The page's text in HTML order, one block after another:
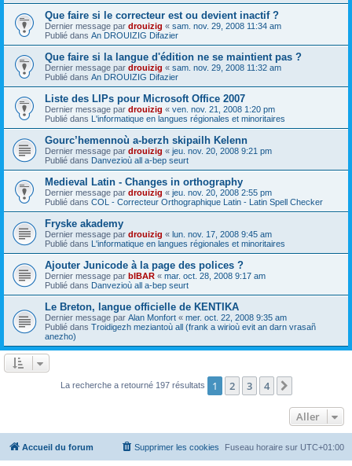
Que faire si le correcteur est ou devient inactif ?
Dernier message par drouizig « sam. nov. 29, 2008 11:34 am
Publié dans An DROUIZIG Difazier
Que faire si la langue d'édition ne se maintient pas ?
Dernier message par drouizig « sam. nov. 29, 2008 11:32 am
Publié dans An DROUIZIG Difazier
Liste des LIPs pour Microsoft Office 2007
Dernier message par drouizig « ven. nov. 21, 2008 1:20 pm
Publié dans L'informatique en langues régionales et minoritaires
Gourc’hemennoù a-berzh skipailh Kelenn
Dernier message par drouizig « jeu. nov. 20, 2008 9:21 pm
Publié dans Danvezioù all a-bep seurt
Medieval Latin - Changes in orthography
Dernier message par drouizig « jeu. nov. 20, 2008 2:55 pm
Publié dans COL - Correcteur Orthographique Latin - Latin Spell Checker
Fryske akademy
Dernier message par drouizig « lun. nov. 17, 2008 9:45 am
Publié dans L'informatique en langues régionales et minoritaires
Ajouter Junicode à la page des polices ?
Dernier message par bIBAR « mar. oct. 28, 2008 9:17 am
Publié dans Danvezioù all a-bep seurt
Le Breton, langue officielle de KENTIKA
Dernier message par Alan Monfort « mer. oct. 22, 2008 9:35 am
Publié dans Troidigezh meziantoù all (frank a wirioù evit an darn vrasañ
anezho)
La recherche a retourné 197 résultats 1 2 3 4
Aller
Accueil du forum Fuseau horaire sur UTC+01:00
Supprimer les cookies